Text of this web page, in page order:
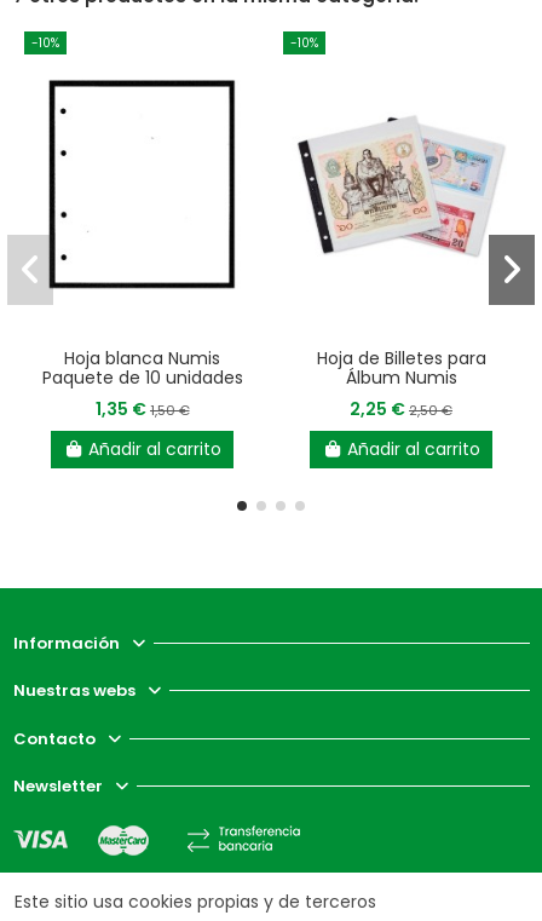
-10%
Hoja blanca Numis
Paquete de 10 unidades
1,35 €1,50 €
Añadir al carrito
-10%
Hoja de Billetes para
Álbum Numis
2,25 €2,50 €
Añadir al carrito
Información
Nuestras webs
Contacto
Newsletter
Este sitio usa cookies propias y de terceros